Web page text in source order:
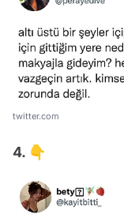
twitter.com
4. 👇